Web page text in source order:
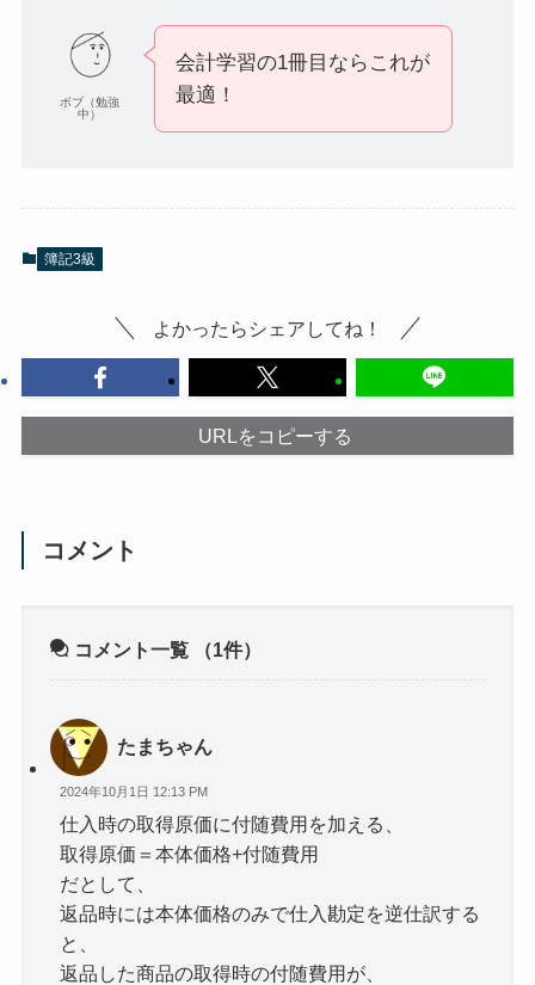
ボブ（勉強
中）
会計学習の1冊目ならこれが
最適！
簿記3級
よかったらシェアしてね！
URLをコピーする
コメント
コメント一覧 （1件）
たまちゃん
2024年10月1日 12:13 PM
仕入時の取得原価に付随費用を加える、
取得原価＝本体価格+付随費用
だとして、
返品時には本体価格のみで仕入勘定を逆仕訳する
と、
返品した商品の取得時の付随費用が、